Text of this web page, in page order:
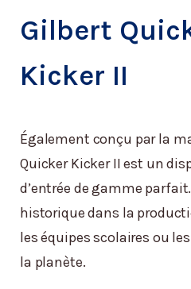
Gilbert
Kicker II
Également conçu par la
Quicker Kicker II est un
d’entrée de gamme
historique dans la
les équipes scolaires ou
la planète.